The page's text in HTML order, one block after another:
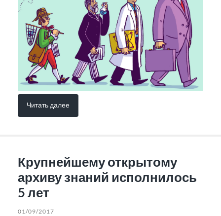
Читать далее
Крупнейшему открытому
архиву знаний исполнилось
5 лет
01/09/2017